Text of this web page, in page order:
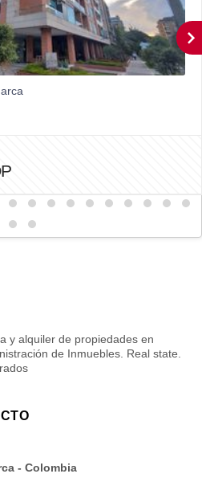
y alquiler de propiedades en
de Inmuebles. Real state.
- Colombia